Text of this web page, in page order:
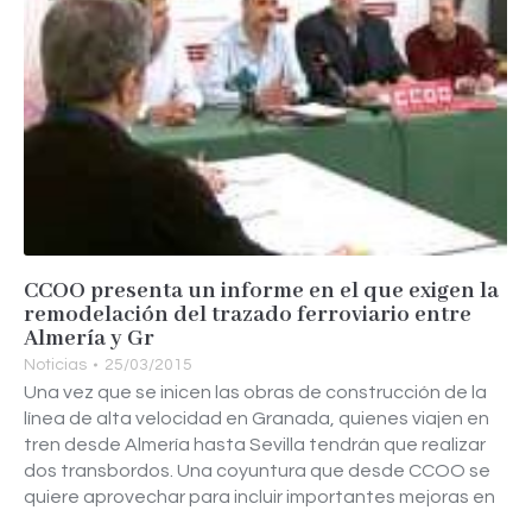
CCOO presenta un informe en el que exigen la
remodelación del trazado ferroviario entre
Almería y Gr
Noticias 25/03/2015
Una vez que se inicen las obras de construcción de la
línea de alta velocidad en Granada, quienes viajen en
tren desde Almería hasta Sevilla tendrán que realizar
dos transbordos. Una coyuntura que desde CCOO se
quiere aprovechar para incluir importantes mejoras en